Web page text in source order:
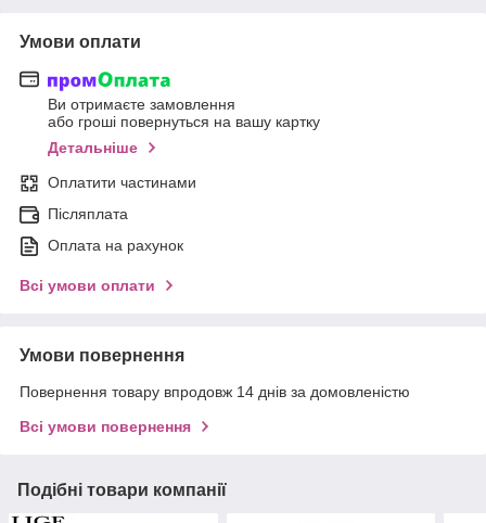
Умови оплати
Ви отримаєте замовлення
або гроші повернуться на вашу картку
Детальніше
Оплатити частинами
Післяплата
Оплата на рахунок
Всі умови оплати
Умови повернення
Повернення товару впродовж 14 днів за домовленістю
Всі умови повернення
Подібні товари компанії